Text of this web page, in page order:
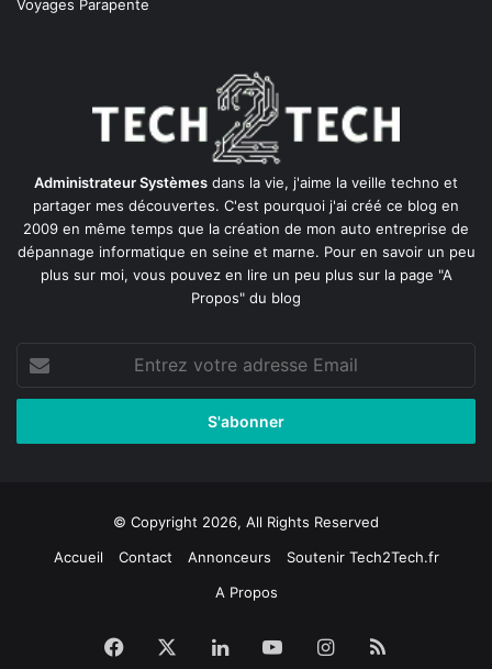
Voyages Parapente
Administrateur Systèmes dans la vie, j'aime la veille techno et
partager mes découvertes. C'est pourquoi j'ai créé ce blog en
2009 en même temps que la création de mon auto entreprise de
dépannage informatique en seine et marne. Pour en savoir un peu
plus sur moi, vous pouvez en lire un peu plus sur la page "A
Propos" du blog
votre
adresse
© Copyright 2026, All Rights Reserved
Accueil
Contact Annonceurs
Soutenir Tech2Tech.fr
A Propos
Facebook LinkedinYouTubeInstagram